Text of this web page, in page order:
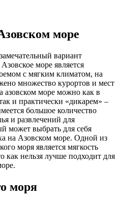
море
вариант
море является
с мягким климатом, на
множество курортов и мест
азовском море можно как в
и практически «дикарем» –
большое количество
и развлечений для
может выбрать для себя
на Азовском море. Одной из
моря является мягкость
как нельзя лучше подходит для
моря